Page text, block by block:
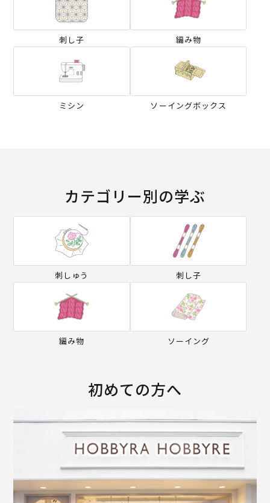
刺し子 編み物
ミシン ソーイングボックス
カテゴリー別の学ぶ
刺しゅう 刺し子
編み物 ソーイング
初めての方へ